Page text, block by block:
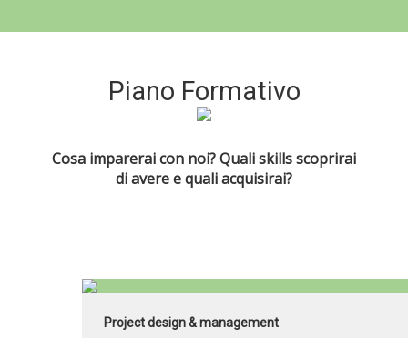
Piano Formativo
Cosa imparerai con noi? Quali skills scoprirai
di avere e quali acquisirai?
Project design & management